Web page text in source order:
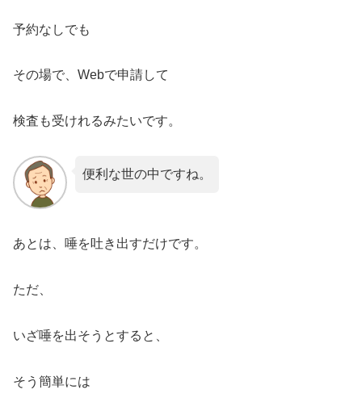
予約なしでも
その場で、Webで申請して
検査も受けれるみたいです。
便利な世の中ですね。
あとは、唾を吐き出すだけです。
ただ、
いざ唾を出そうとすると、
そう簡単には